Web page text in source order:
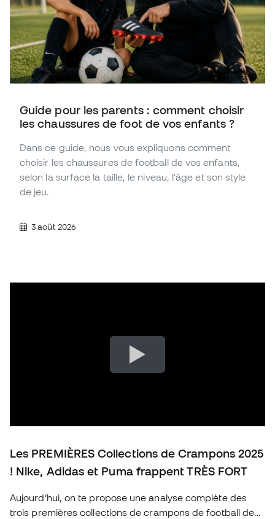
Guide pour les parents : comment choisir
les chaussures de foot de vos enfants ?
Dans ce guide, nous vous expliquons comment
choisir les chaussures de football de vos enfants,
selon la surface la taille, le niveau, l'âge et son style
de jeu.
3 août 2026
Les PREMIÈRES Collections de Crampons 2025
! Nike, Adidas et Puma frappent TRÈS FORT
Aujourd’hui, on te propose une analyse complète des
trois premières collections de crampons de football de